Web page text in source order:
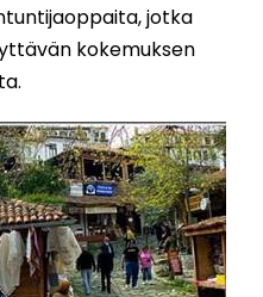
jotka
kokemuksen